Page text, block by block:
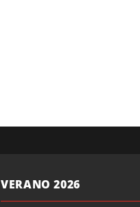
VERANO 2026